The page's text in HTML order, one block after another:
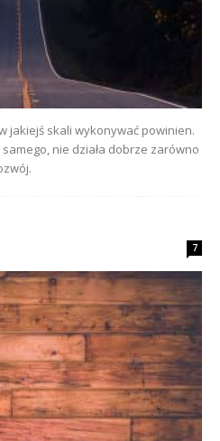
jakiejś skali wykonywać powinien.
nie działa dobrze zarówno
7